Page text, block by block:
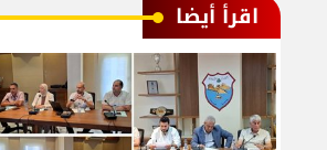
اقرأ أيضا